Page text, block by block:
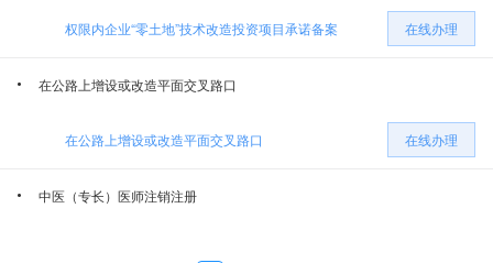
权限内企业“零土地”技术改造投资项目承诺备案 在线办理
在公路上增设或改造平面交叉路口
在公路上增设或改造平面交叉路口 在线办理
中医（专长）医师注销注册